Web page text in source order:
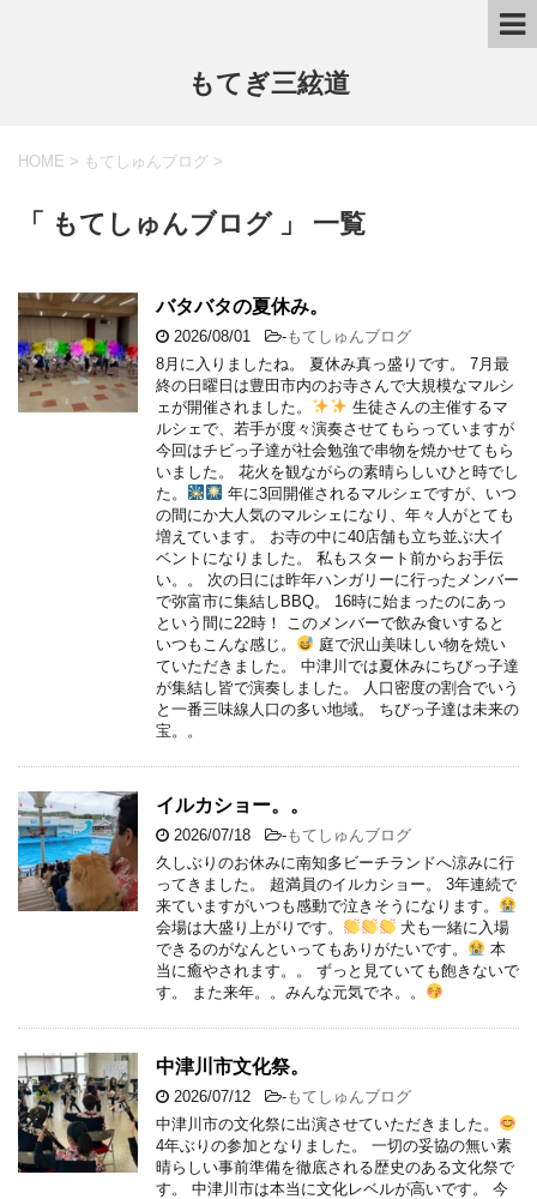
もてぎ三絃道
HOME > もてしゅんブログ >
「 もてしゅんブログ 」 一覧
バタバタの夏休み。
2026/08/01 -もてしゅんブログ
8月に入りましたね。 夏休み真っ盛りです。 7月最
終の日曜日は豊田市内のお寺さんで大規模なマルシ
ェが開催されました。
生徒さんの主催するマ
ルシェで、若手が度々演奏させてもらっていますが
今回はチビっ子達が社会勉強で串物を焼かせてもら
いました。 花火を観ながらの素晴らしいひと時でし
た。
年に3回開催されるマルシェですが、いつ
の間にか大人気のマルシェになり、年々人がとても
増えています。 お寺の中に40店舗も立ち並ぶ大イ
ベントになりました。 私もスタート前からお手伝
い。。 次の日には昨年ハンガリーに行ったメンバー
で弥富市に集結しBBQ。 16時に始まったのにあっ
という間に22時！ このメンバーで飲み食いすると
いつもこんな感じ。
庭で沢山美味しい物を焼い
ていただきました。 中津川では夏休みにちびっ子達
が集結し皆で演奏しました。 人口密度の割合でいう
と一番三味線人口の多い地域。 ちびっ子達は未来の
宝。。
イルカショー。。
2026/07/18 -もてしゅんブログ
久しぶりのお休みに南知多ビーチランドへ涼みに行
ってきました。 超満員のイルカショー。 3年連続で
来ていますがいつも感動で泣きそうになります。
会場は大盛り上がりです。
犬も一緒に入場
できるのがなんといってもありがたいです。
本
当に癒やされます。。 ずっと見ていても飽きないで
す。 また来年。。みんな元気でネ。。
中津川市文化祭。
2026/07/12 -もてしゅんブログ
中津川市の文化祭に出演させていただきました。
4年ぶりの参加となりました。 一切の妥協の無い素
晴らしい事前準備を徹底される歴史のある文化祭で
す。 中津川市は本当に文化レベルが高いです。 今